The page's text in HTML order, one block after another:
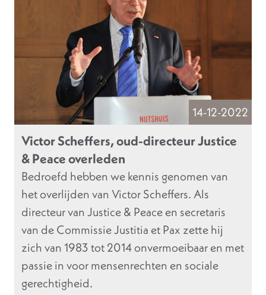
14-12-2022
Victor Scheffers, oud-directeur Justice
& Peace overleden
Bedroefd hebben we kennis genomen van
het overlijden van Victor Scheffers. Als
directeur van Justice & Peace en secretaris
van de Commissie Justitia et Pax zette hij
zich van 1983 tot 2014 onvermoeibaar en met
passie in voor mensenrechten en sociale
gerechtigheid.